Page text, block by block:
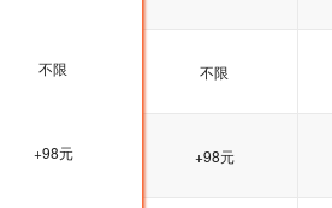
不限 不限
+98元 +98元
不限
+98元